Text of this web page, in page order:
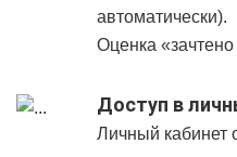
автоматически).
Оценка
Доступ в
Личный кабинет